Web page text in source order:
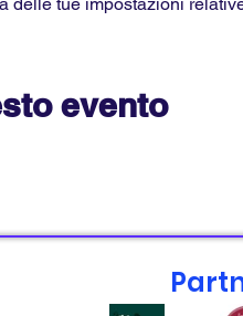
evento